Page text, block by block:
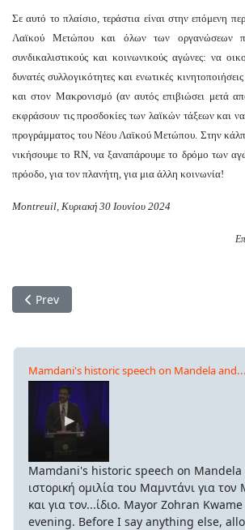
Σε αυτό το πλαίσιο, τεράστια είναι στην επόμενη
Λαϊκού Μετώπου και όλων των οργανώσεων
συνδικαλιστικούς και κοινωνικούς αγώνες: να
δυνατές συλλογικότητες και ενωτικές
και στον Μακρονισμό (αν αυτός επιβιώσει μετά
εκφράσουν τις προσδοκίες των λαϊκών τάξεων και
προγράμματος του Νέου Λαϊκού Μετώπου. Στην
νικήσουμε το RN, να ξαναπάρουμε το δρόμο των
πρόοδο, για τον πλανήτη, για μια άλλη κοινωνία!
Montreuil, Κυριακή 30 Ιουνίου 2024
Previous article: Να μην αφήσουμε την
Prev
Mamdani's historic speech on Mandela
Mamdani's historic speech on
ιστορική ομιλία του Μαμντάνι για
και για τον...ίδιο. Mayor Zohran
evening. Before I say anything else,